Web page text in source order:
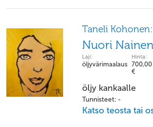
Taneli Kohonen:
Nuori Nainen
Laji:
öljyvärimaalaus
Hinta:
700,00
€
öljy kankaalle
Tunnisteet: -
Katso teosta tai